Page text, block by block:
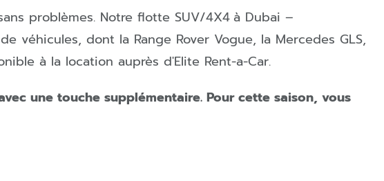
problèmes. Notre flotte SUV/4X4 à Dubai –
véhicules, dont la Range Rover Vogue, la Mercedes GLS,
à la location auprès d'Elite Rent-a-Car.
une touche supplémentaire. Pour cette saison, vous